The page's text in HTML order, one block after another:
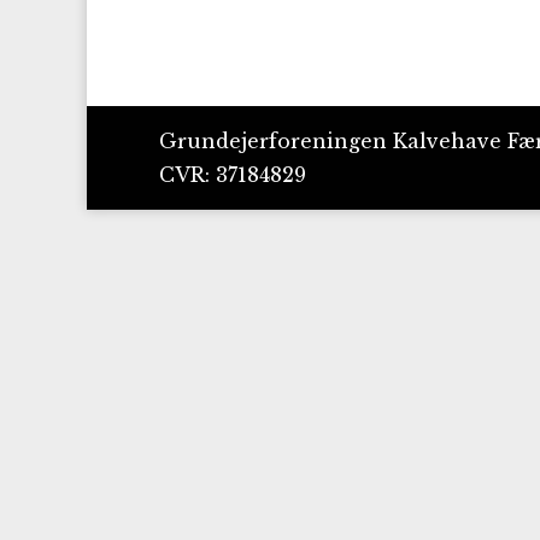
Grundejerforeningen Kalvehave
CVR: 37184829